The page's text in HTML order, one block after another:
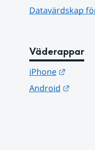
Datavärdskap
Väderappar
iPhone
Länk
Android
Länk